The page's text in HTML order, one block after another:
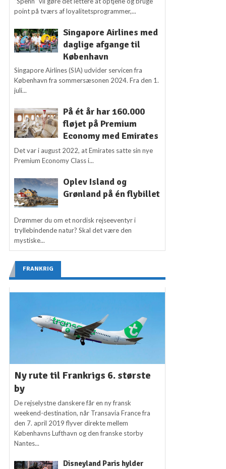
point på tværs af loyalitetsprogrammer,...
Singapore Airlines med
daglige afgange til
København
Singapore Airlines (SIA) udvider servicen fra
København fra sommersæsonen 2024. Fra den 1.
juli...
På ét år har 160.000
fløjet på Premium
Economy med Emirates
Det var i august 2022, at Emirates satte sin nye
Premium Economy Class i...
Oplev Island og
Grønland på én flybillet
Drømmer du om et nordisk rejseeventyr i
tryllebindende natur? Skal det være den
mystiske...
FRANKRIG
Ny rute til Frankrigs 6. største
by
De rejselystne danskere får en ny fransk
weekend-destination, når Transavia France fra
den 7. april 2019 flyver direkte mellem
Københavns Lufthavn og den franske storby
Nantes...
Disneyland Paris hylder